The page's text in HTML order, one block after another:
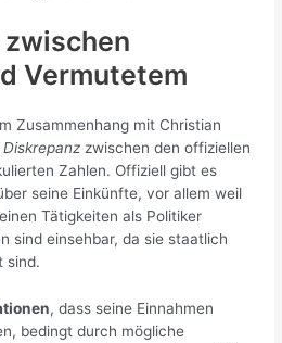
Vermutetem
Zusammenhang mit Christian
Diskrepanz zwischen den offiziellen
Zahlen. Offiziell gibt es
seine Einkünfte, vor allem weil
Tätigkeiten als Politiker
sind einsehbar, da sie staatlich
sind.
, dass seine Einnahmen
bedingt durch mögliche